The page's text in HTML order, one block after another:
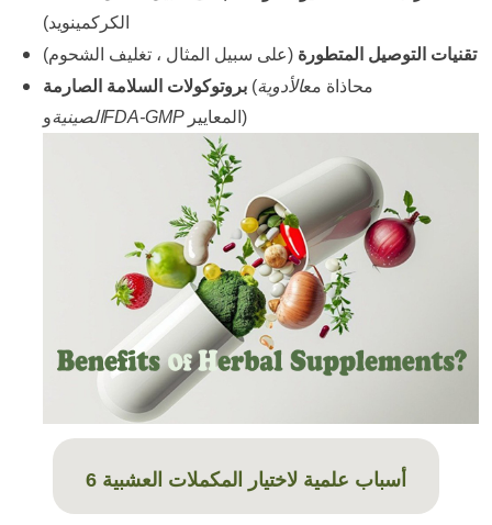
الكركمينويد)
تقنيات التوصيل المتطورة (على سبيل المثال ، تغليف الشحوم)
بروتوكولات السلامة الصارمة ( محاذاة معالأدوية
الصينيةو FDA-GMP المعايير)
6 أسباب علمية لاختيار المكملات العشبية